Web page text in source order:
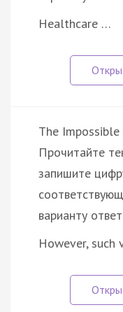
Healthcare …
The
Прочитайте
запишите
варианту
However, such